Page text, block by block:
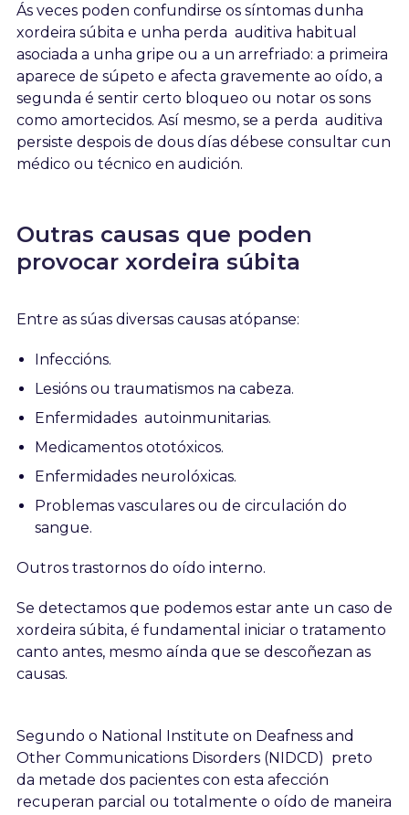
Ás veces poden confundirse os síntomas dunha
xordeira súbita e unha perda auditiva habitual
asociada a unha gripe ou a un arrefriado: a primeira
aparece de súpeto e afecta gravemente ao oído, a
segunda é sentir certo bloqueo ou notar os sons
como amortecidos. Así mesmo, se a perda auditiva
persiste despois de dous días débese consultar cun
médico ou técnico en audición.
Outras causas que poden
provocar xordeira súbita
Entre as súas diversas causas atópanse:
Infeccións.
Lesións ou traumatismos na cabeza.
Enfermidades autoinmunitarias.
Medicamentos ototóxicos.
Enfermidades neurolóxicas.
Problemas vasculares ou de circulación do
sangue.
Outros trastornos do oído interno.
Se detectamos que podemos estar ante un caso de
xordeira súbita, é fundamental iniciar o tratamento
canto antes, mesmo aínda que se descoñezan as
causas.
Segundo o National Institute on Deafness and
Other Communications Disorders (NIDCD) preto
da metade dos pacientes con esta afección
recuperan parcial ou totalmente o oído de maneira